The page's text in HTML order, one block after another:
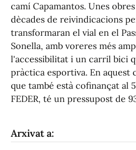
camí Capamantos. Unes
dècades de reivindicacions
transformaran el vial en el
Sonella, amb voreres més
l'accessibilitat i un carril bici
pràctica esportiva. En aquest
que també està cofinançat al
FEDER, té un pressupost de
Arxivat a: